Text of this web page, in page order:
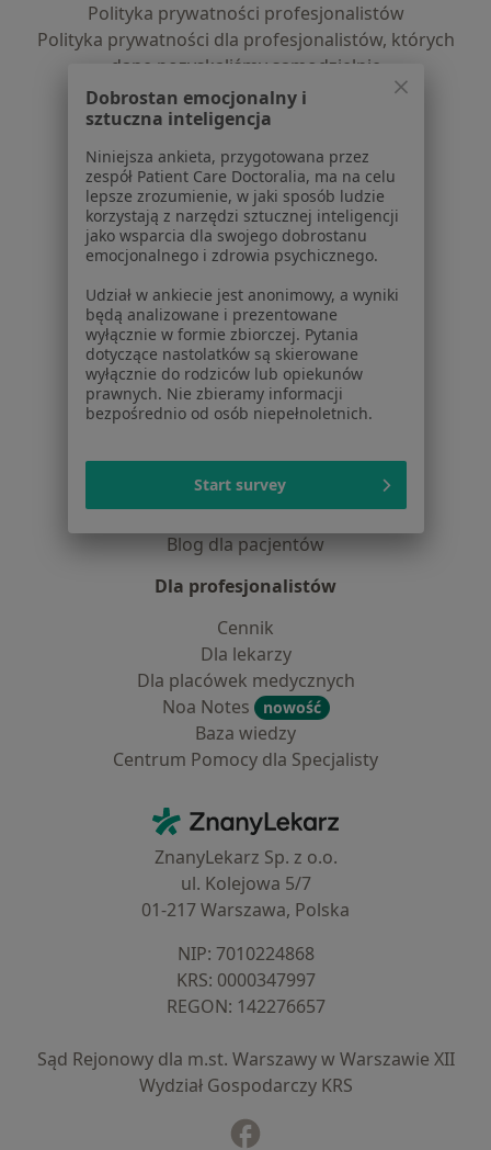
Polityka prywatności profesjonalistów
Polityka prywatności dla profesjonalistów, których
dane pozyskaliśmy samodzielnie
Polityka cookies
Jak działają wyniki wyszukiwania
O nas
Praca Rekrutujemy!
Partnerzy
Centrum prasowe
Dla pacjentów
Lekarze
Placówki medyczne
Pytania i odpowiedzi
Choroby
Pomoc
Blog dla pacjentów
Dla profesjonalistów
Cennik
Dla lekarzy
Dla placówek medycznych
Noa Notes
nowość
Baza wiedzy
Centrum Pomocy dla Specjalisty
ZnanyLekarz - Strona główna
ZnanyLekarz Sp. z o.o.
ul. Kolejowa 5/7
01-217 Warszawa, Polska
NIP: ⁠7010224868
KRS: ⁠0000347997
REGON: ⁠142276657
Sąd Rejonowy dla m.st. Warszawy w Warszawie XII
Wydział Gospodarczy KRS
Dobrostan emocjonalny i
sztuczna inteligencja
Niniejsza ankieta, przygotowana przez
zespół Patient Care Doctoralia, ma na celu
lepsze zrozumienie, w jaki sposób ludzie
korzystają z narzędzi sztucznej inteligencji
jako wsparcia dla swojego dobrostanu
emocjonalnego i zdrowia psychicznego.
Udział w ankiecie jest anonimowy, a wyniki
będą analizowane i prezentowane
wyłącznie w formie zbiorczej. Pytania
dotyczące nastolatków są skierowane
wyłącznie do rodziców lub opiekunów
prawnych. Nie zbieramy informacji
bezpośrednio od osób niepełnoletnich.
Start survey